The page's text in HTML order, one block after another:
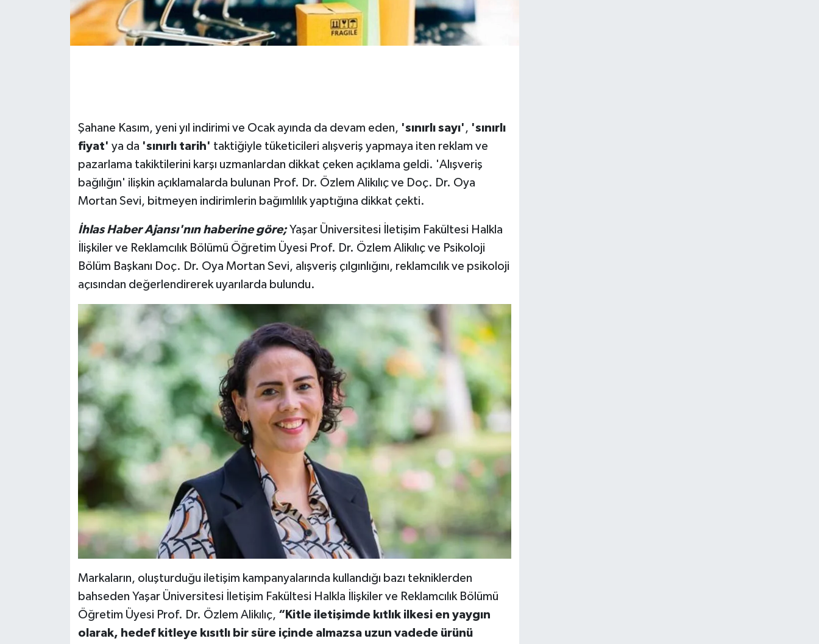
Şahane Kasım, yeni yıl indirimi ve Ocak ayında da devam eden, 'sınırlı sayı' , 'sınırlı
fiyat' ya da 'sınırlı tarih' taktiğiyle tüketicileri alışveriş yapmaya iten reklam ve
pazarlama takiktilerini karşı uzmanlardan dikkat çeken açıklama geldi. 'Alışveriş
bağılığın' ilişkin açıklamalarda bulunan Prof. Dr. Özlem Alikılıç ve Doç. Dr. Oya
Mortan Sevi, bitmeyen indirimlerin bağımlılık yaptığına dikkat çekti.
İhlas Haber Ajansı'nın haberine göre; Yaşar Üniversitesi İletişim Fakültesi Halkla
İlişkiler ve Reklamcılık Bölümü Öğretim Üyesi Prof. Dr. Özlem Alikılıç ve Psikoloji
Bölüm Başkanı Doç. Dr. Oya Mortan Sevi, alışveriş çılgınlığını, reklamcılık ve psikoloji
açısından değerlendirerek uyarılarda bulundu.
Markaların, oluşturduğu iletişim kampanyalarında kullandığı bazı tekniklerden
bahseden Yaşar Üniversitesi İletişim Fakültesi Halkla İlişkiler ve Reklamcılık Bölümü
Öğretim Üyesi Prof. Dr. Özlem Alikılıç, “Kitle iletişimde kıtlık ilkesi en yaygın
olarak, hedef kitleye kısıtlı bir süre içinde almazsa uzun vadede ürünü